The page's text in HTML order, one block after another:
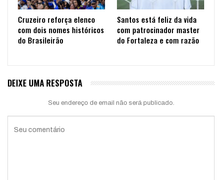
Cruzeiro reforça elenco
com dois nomes históricos
do Brasileirão
Santos está feliz da vida
com patrocinador master
do Fortaleza e com razão
DEIXE UMA RESPOSTA
Seu endereço de email não será publicado.